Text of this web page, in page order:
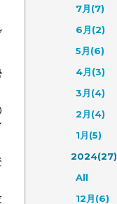
7月(7)
6月(2)
5月(6)
4月(3)
3月(4)
2月(4)
1月(5)
2024(27)
All
12月(6)